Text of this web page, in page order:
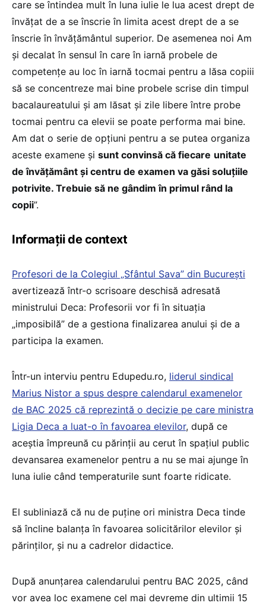
care se întindea mult în luna iulie le lua acest drept de
învățat de a se înscrie în limita acest drept de a se
înscrie în învățământul superior. De asemenea noi Am
și decalat în sensul în care în iarnă probele de
competențe au loc în iarnă tocmai pentru a lăsa copiii
să se concentreze mai bine probele scrise din timpul
bacalaureatului și am lăsat și zile libere între probe
tocmai pentru ca elevii se poate performa mai bine.
Am dat o serie de opțiuni pentru a se putea organiza
aceste examene și sunt convinsă că fiecare unitate
de învățământ și centru de examen va găsi soluțiile
potrivite. Trebuie să ne gândim în primul rând la
copii”.
Informații de context
Profesori de la Colegiul „Sfântul Sava” din București
avertizează într-o scrisoare deschisă adresată
ministrului Deca: Profesorii vor fi în situația
„imposibilă” de a gestiona finalizarea anului și de a
participa la examen.
Într-un interviu pentru Edupedu.ro, liderul sindical
Marius Nistor a spus despre calendarul examenelor
de BAC 2025 că reprezintă o decizie pe care ministra
Ligia Deca a luat-o în favoarea elevilor, după ce
aceștia împreună cu părinții au cerut în spațiul public
devansarea examenelor pentru a nu se mai ajunge în
luna iulie când temperaturile sunt foarte ridicate.
El subliniază că nu de puține ori ministra Deca tinde
să încline balanța în favoarea solicitărilor elevilor și
părinților, și nu a cadrelor didactice.
După anunțarea calendarului pentru BAC 2025, când
vor avea loc examene cel mai devreme din ultimii 15